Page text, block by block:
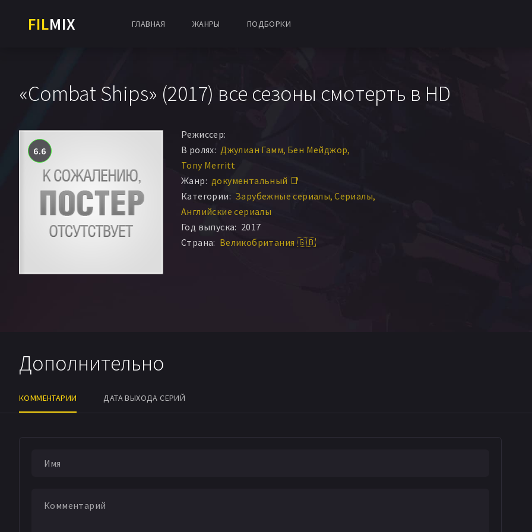
FILMIX ГЛАВНАЯ ЖАНРЫ ПОДБОРКИ
«Combat Ships» (2017) все сезоны смотерть в HD
6.6
Режиссер:
В ролях: Джулиан Гамм Бен Мейджор
Tony Merritt
Жанр: документальный 📑
Категории: Зарубежные сериалы Сериалы
Английские сериалы
Год выпуска: 2017
Страна: Великобритания 🇬🇧
Дополнительно
КОММЕНТАРИИ ДАТА ВЫХОДА СЕРИЙ